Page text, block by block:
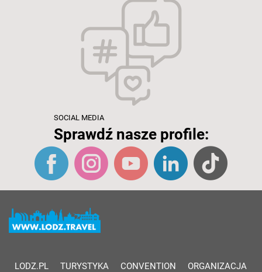
SOCIAL MEDIA
Sprawdź nasze profile:
LODZ.PL TURYSTYKA CONVENTION ORGANIZACJA